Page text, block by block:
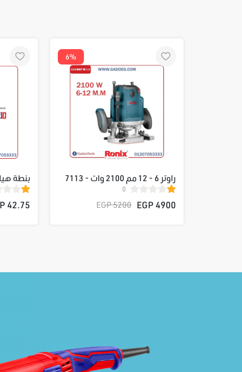
6%
راوتر 6 - 12 مم 2100 وات - 7113
0
4900 EGP
5200 EGP
فدية EHDR10802
42.75 EGP